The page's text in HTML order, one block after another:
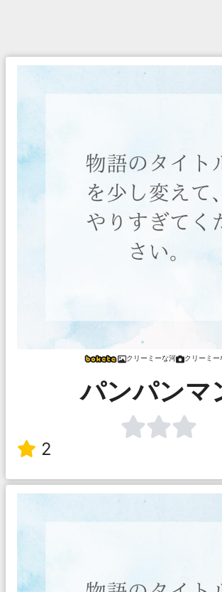
クリーミーな河 クリーミー
パンパンマ
2